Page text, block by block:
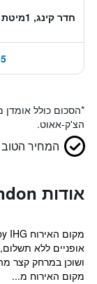
חדר קינג, 1מיטת קינג
65 דילים
*הסכום כולל
הצ'ק-אאוט.
המחיר הטוב
אודות Kimpton Fitzroy London
אופניים ללא
ושוכן במרחק קצר
מקום האירוח מ...